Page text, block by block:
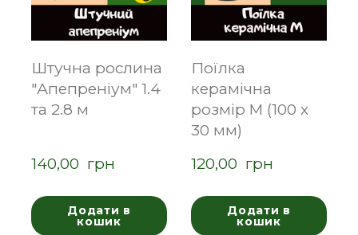
Штучна рослина
"Апепреніум" 1.4
та 2.8 м
140,00  грн
Додати в
кошик
Поїлка
керамічна
розмір M (100 х
30 мм)
120,00  грн
Додати в
кошик